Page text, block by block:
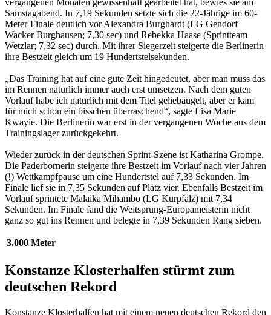
vergangenen Monaten gewissenhaft gearbeitet hat, bewies sie am
Samstagabend. In 7,19 Sekunden setzte sich die 22-Jährige im 60-
Meter-Finale deutlich vor Alexandra Burghardt (LG Gendorf
Wacker Burghausen; 7,30 sec) und Rebekka Haase (Sprintteam
Wetzlar; 7,32 sec) durch. Mit ihrer Siegerzeit steigerte die Berlinerin
ihre Bestzeit gleich um 19 Hundertstelsekunden.
„Das Training hat auf eine gute Zeit hingedeutet, aber man muss das
im Rennen natürlich immer auch erst umsetzen. Nach dem guten
Vorlauf habe ich natürlich mit dem Titel geliebäugelt, aber er kam
für mich schon ein bisschen überraschend“, sagte Lisa Marie
Kwayie. Die Berlinerin war erst in der vergangenen Woche aus dem
Trainingslager zurückgekehrt.
Wieder zurück in der deutschen Sprint-Szene ist Katharina Grompe.
Die Paderbornerin steigerte ihre Bestzeit im Vorlauf nach vier Jahren
(!) Wettkampfpause um eine Hundertstel auf 7,33 Sekunden. Im
Finale lief sie in 7,35 Sekunden auf Platz vier. Ebenfalls Bestzeit im
Vorlauf sprintete Malaika Mihambo (LG Kurpfalz) mit 7,34
Sekunden. Im Finale fand die Weitsprung-Europameisterin nicht
ganz so gut ins Rennen und belegte in 7,39 Sekunden Rang sieben.
3.000 Meter
Konstanze Klosterhalfen stürmt zum
deutschen Rekord
Konstanze Klosterhalfen hat mit einem neuen deutschen Rekord den